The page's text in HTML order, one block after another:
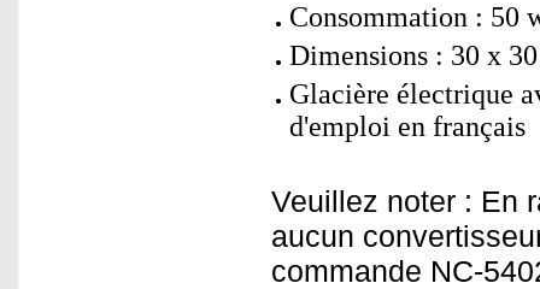
Consommation : 50
Dimensions : 30 x
Glacière électrique
d'emploi en français
Veuillez noter : En
aucun
commande NC-